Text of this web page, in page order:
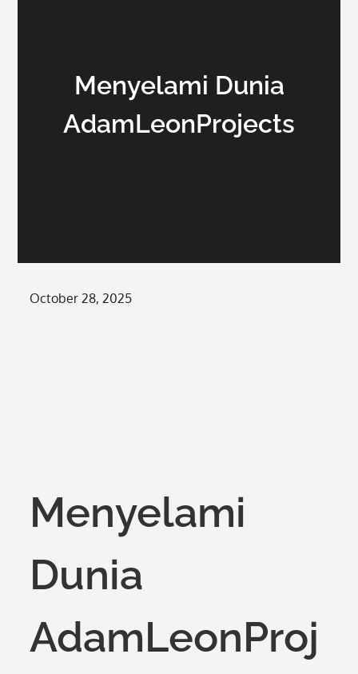
Menyelami Dunia
AdamLeonProjects
Posted
October 28, 2025
Menyelami
Dunia
AdamLeonProj